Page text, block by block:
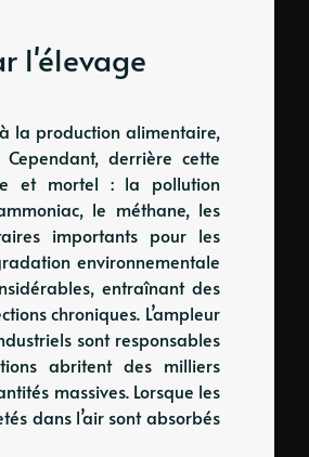
l'élevage
à la production alimentaire,
derrière cette
et mortel : la pollution
le méthane, les
importants pour les
environnementale
entraînant des
chroniques. L’ampleur
sont responsables
abritent des milliers
massives. Lorsque les
dans l’air sont absorbés